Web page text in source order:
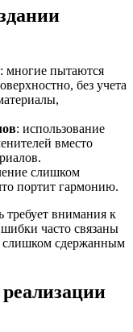
: многие пытаются
без учета
: использование
вместо
слишком
портит гармонию.
требует внимания к
часто связаны
слишком сдержанным